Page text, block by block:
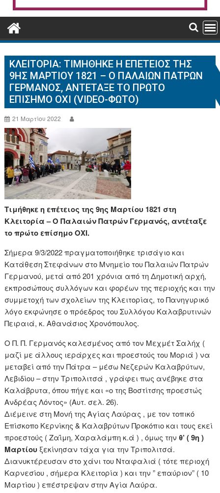
ΚΛΕΙΤΟΡΙΑ: ΤΙΜΉΘΗΚΕ Η ΕΠΈΤΕΙΟΣ ΤΗΣ
9ΗΣ ΜΑΡΤΊΟΥ 1821 – Ο ΠΑΛΑΙΏΝ ΠΑΤΡΏΝ
ΓΕΡΜΑΝΌΣ, ΑΝΤΈΤΑΞΕ ΤΟ ΠΡΏΤΟ
ΕΠΊΣΗΜΟ ΟΧΙ (VIDEO-ΦΩΤΟ)
21 Μαρτίου 2022
Τιμήθηκε η επέτειος της 9ης Μαρτίου 1821 στη
Κλειτορία – Ο Παλαιών Πατρών Γερμανός, αντέταξε
το πρώτο επίσημο ΟΧΙ.
Σήμερα 9/3/2022 πραγματοποιήθηκε τρισάγιο και
Κατάθεση Στεφάνων στο Μνημείο του Παλαιών Πατρών
Γερμανού, μετά από 201 χρόνια από τη Δημοτική αρχή,
εκπροσώπους συλλόγων και φορέων της περιοχής και την
συμμετοχή των σχολείων της Κλειτορίας, το Πανηγυρικό
λόγο εκφώνησε ο πρόεδρος του Συλλόγου Καλαβρυτινών
Πειραιά, κ. Αθανάσιος Χρονόπουλος.
Ο Π. Π. Γερμανός καλεσμένος από τον Μεχμέτ Σαλήχ (
μαζί με άλλους ιεράρχες και προεστούς του Μοριά ) να
μεταβεί από την Πάτρα – μέσω Νεζερών Καλαβρύτων,
Λεβιδίου – στην Τριπολιτσά , γράφει πως ανέβηκε στα
Καλάβρυτα, όπου πήγε και «ο της Βοστίτσης προεστώς
Ανδρέας Λόντος» (Αυτ. σελ. 26).
Διέμεινε στη Μονή της Αγίας Λαύρας , με τον τοπικό
Επίσκοπο Κερνίκης & Καλαβρύτων Προκόπιο και τους εκεί
προεστούς ( Ζαΐμη, Χαραλάμπη κ.ά ) , όμως την θ’ ( 9η )
Μαρτίου ξεκίνησαν τάχα για την Τριπολιτσά.
Διανυκτέρευσαν στο χάνι του Νταφαλιά ( τότε περιοχή
Καρνεσίου , σήμερα Κλειτορία ) και την ” επαύριον” ( 10
Μαρτίου ) επέστρεψαν στην Αγία Λαύρα.